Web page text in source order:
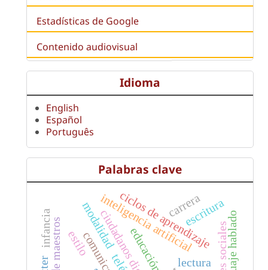
Estadísticas de Google
Contenido audiovisual
Idioma
English
Español
Português
Palabras clave
educación
inteligencia artificial
ciclos de aprendizaje
modalidad redes sociales
estilo
lectura
escrituralenguaje hablado
infancia
carrera